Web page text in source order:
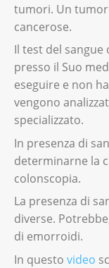
tumori. Un
cancerose.
Il test del sangue
presso il Suo
eseguire e non
vengono
specializzato.
In presenza di
determinarne la
colonscopia.
La presenza di
diverse.
di emorroidi.
In questo video